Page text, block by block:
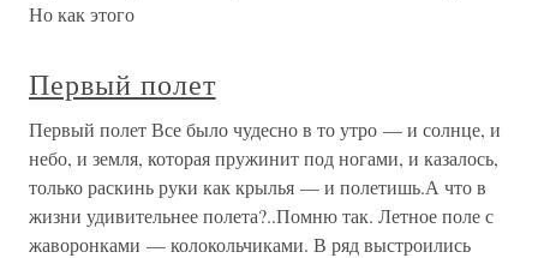
Но как этого
Первый полет
Первый полет Все было чудесно в то утро — и солнце, и
небо, и земля, которая пружинит под ногами, и казалось,
только раскинь руки как крылья — и полетишь.А что в
жизни удивительнее полета?..Помню так. Летное поле с
жаворонками — колокольчиками. В ряд выстроились